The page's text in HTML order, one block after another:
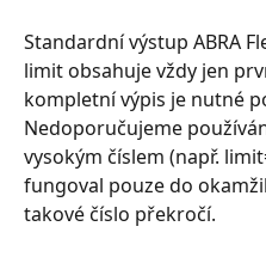
Standardní výstup ABRA
limit obsahuje vždy jen
kompletní výpis je nutné
Nedoporučujeme
vysokým číslem (např.
fungoval pouze do
takové číslo překročí.